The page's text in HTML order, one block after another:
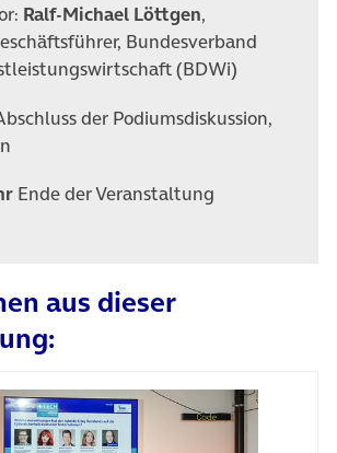
Ralf-Michael Löttgen,
Bundesverband
(BDWi)
der Podiumsdiskussion,
Ende der Veranstaltung
aus dieser